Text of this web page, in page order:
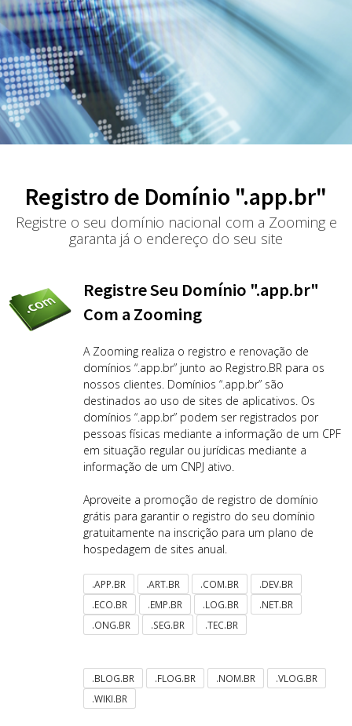
Registro de Domínio ".app.br"
Registre o seu domínio nacional com a Zooming e
garanta já o endereço do seu site
Registre Seu Domínio ".app.br"
Com a Zooming
A Zooming realiza o registro e renovação de
domínios “.app.br” junto ao Registro.BR para os
nossos clientes. Domínios “.app.br” são
destinados ao uso de sites de aplicativos. Os
domínios “.app.br” podem ser registrados por
pessoas físicas mediante a informação de um CPF
em situação regular ou jurídicas mediante a
informação de um CNPJ ativo.
Aproveite a promoção de registro de domínio
grátis para garantir o registro do seu domínio
gratuitamente na inscrição para um plano de
hospedagem de sites anual.
.APP.BR .ART.BR .COM.BR
.DEV.BR
.ECO.BR
.EMP.BR .LOG.BR
.NET.BR
.ONG.BR
.SEG.BR .TEC.BR
.BLOG.BR .FLOG.BR .NOM.BR
.VLOG.BR
.WIKI.BR